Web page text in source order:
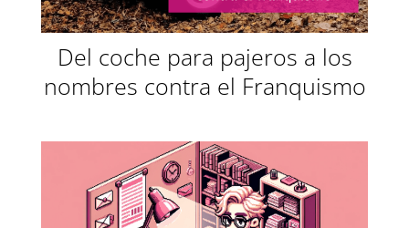
Del coche para pajeros a los
nombres contra el Franquismo